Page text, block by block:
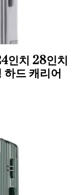
인치 28인치
하드 캐리어